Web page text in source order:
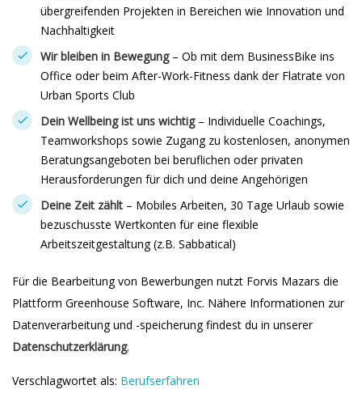
übergreifenden Projekten in Bereichen wie Innovation und
Nachhaltigkeit
Wir bleiben in Bewegung– Ob mit dem BusinessBike ins
Office oder beim After-Work-Fitness dank der Flatrate von
Urban Sports Club
Dein Wellbeing ist uns wichtig – Individuelle Coachings,
Teamworkshops sowie Zugang zu kostenlosen, anonymen
Beratungsangeboten bei beruflichen oder privaten
Herausforderungen für dich und deine Angehörigen
Deine Zeit zählt – Mobiles Arbeiten, 30 Tage Urlaub sowie
bezuschusste Wertkonten für eine flexible
Arbeitszeitgestaltung (z.B. Sabbatical)
Für die Bearbeitung von Bewerbungen nutzt Forvis Mazars die
Plattform Greenhouse Software, Inc. Nähere Informationen zur
Datenverarbeitung und -speicherung findest du in unserer
Datenschutzerklärung.
Verschlagwortet als: Berufserfahren